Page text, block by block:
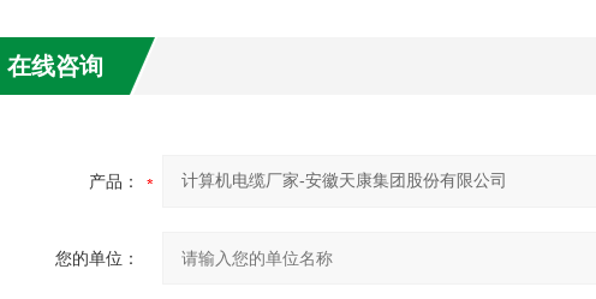
在线咨询
产品：
您的单位：